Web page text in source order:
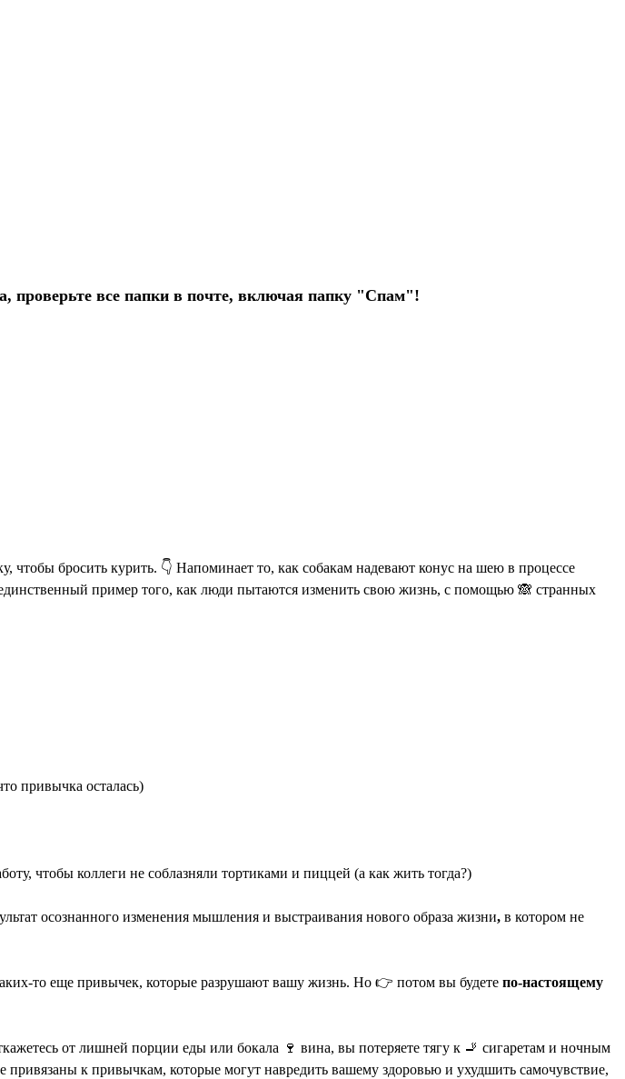
проверьте все папки в почте, включая папку "Спам"!
чтобы бросить курить. 👇 Напоминает то, как собакам надевают конус на шею в процессе
пример того, как люди пытаются изменить свою жизнь, с помощью 🙈 странных
привычка осталась)
чтобы коллеги не соблазняли тортиками и пиццей (а как жить тогда?)
осознанного изменения мышления и выстраивания нового образа жизни, в котором не
то еще привычек, которые разрушают вашу жизнь. Но 👉 потом вы будете по-настоящему
от лишней порции еды или бокала 🍷 вина, вы потеряете тягу к 🚬 сигаретам и ночным
к привычкам, которые могут навредить вашему здоровью и ухудшить самочувствие,